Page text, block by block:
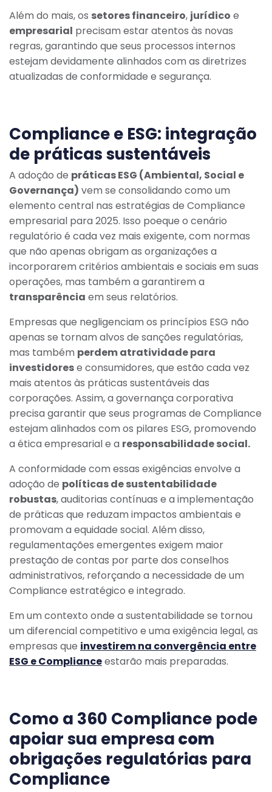
Além do mais, os setores financeiro, jurídico e
empresarial precisam estar atentos às novas
regras, garantindo que seus processos internos
estejam devidamente alinhados com as diretrizes
atualizadas de conformidade e segurança.
Compliance e ESG: integração
de práticas sustentáveis
A adoção de práticas ESG (Ambiental, Social e
Governança) vem se consolidando como um
elemento central nas estratégias de Compliance
empresarial para 2025. Isso poeque o cenário
regulatório é cada vez mais exigente, com normas
que não apenas obrigam as organizações a
incorporarem critérios ambientais e sociais em suas
operações, mas também a garantirem a
transparência em seus relatórios.
Empresas que negligenciam os princípios ESG não
apenas se tornam alvos de sanções regulatórias,
mas também perdem atratividade para
investidorese consumidores, que estão cada vez
mais atentos às práticas sustentáveis das
corporações. Assim, a governança corporativa
precisa garantir que seus programas de Compliance
estejam alinhados com os pilares ESG, promovendo
a ética empresarial e a responsabilidade social.
A conformidade com essas exigências envolve a
adoção de políticas de sustentabilidade
robustas, auditorias contínuas e a implementação
de práticas que reduzam impactos ambientais e
promovam a equidade social. Além disso,
regulamentações emergentes exigem maior
prestação de contas por parte dos conselhos
administrativos, reforçando a necessidade de um
Compliance estratégico e integrado.
Em um contexto onde a sustentabilidade se tornou
um diferencial competitivo e uma exigência legal, as
empresas que investirem na convergência entre
ESG e Complianceestarão mais preparadas.
Como a 360 Compliance pode
apoiar sua empresacom
obrigações regulatórias para
Compliance